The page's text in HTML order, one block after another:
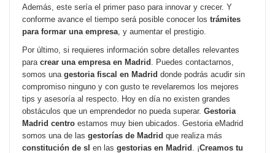
Además, este sería el primer paso para innovar y crecer. Y
conforme avance el tiempo será posible conocer los trámites
para formar una empresa , y aumentar el prestigio.
Por último, si requieres información sobre detalles relevantes
para crear una empresa en Madrid
. Puedes contactarnos,
somos una gestoria fiscal en Madrid donde podrás acudir sin
compromiso ninguno y con gusto te revelaremos los mejores
tips y asesoría al respecto. Hoy en día no existen grandes
obstáculos que un emprendedor no pueda superar. Gestoria
Madrid centro estamos muy bien ubicados. Gestoria eMadrid
somos una de las gestorías de Madrid que realiza más
constitución de sl en las gestorias en Madrid . ¡Creamos tu